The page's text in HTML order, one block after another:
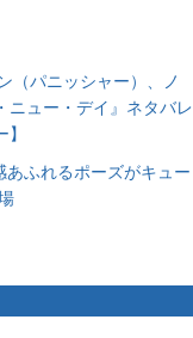
（パニッシャー）、ノ
ニュー・デイ』ネタバレ
あふれるポーズがキュー